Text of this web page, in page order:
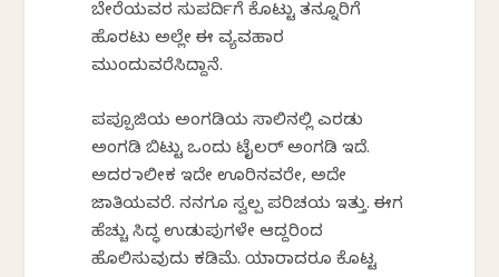
ಬೇರೆಯವರ ಸುಪರ್ದಿಗೆ ಕೊಟ್ಟು ತನ್ನೂರಿಗೆ
ಹೊರಟು ಅಲ್ಲೇ ಈ ವ್ಯವಹಾರ
ಮುಂದುವರೆಸಿದ್ದಾನೆ.
ಪಪ್ಪೂಜಿಯ ಅಂಗಡಿಯ ಸಾಲಿನಲ್ಲಿ ಎರಡು
ಅಂಗಡಿ ಬಿಟ್ಟು ಒಂದು ಟೈಲರ್ ಅಂಗಡಿ ಇದೆ.
ಅದರ ಮಾಲೀಕ ಇದೇ ಊರಿನವರೇ, ಅದೇ
ಜಾತಿಯವರೆ. ನನಗೂ ಸ್ವಲ್ಪ ಪರಿಚಯ ಇತ್ತು. ಈಗ
ಹೆಚ್ಚು ಸಿದ್ಧ ಉಡುಪುಗಳೇ ಆದ್ದರಿಂದ
ಹೊಲಿಸುವುದು ಕಡಿಮೆ. ಯಾರಾದರೂ ಕೊಟ್ಟ